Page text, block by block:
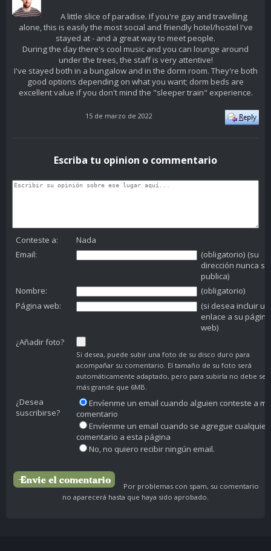
A little slice of paradise. If you're gay and travelling
alone, this is easily the most social and friendly hotel/hostel I've
stayed at - and a great way to meet people.
During the day there's cool music and you can lounge around
under the trees, the staff is very attentive!
I've stayed both in a bungalow and in the dorm room. They're both
good options depending on what you want; dorm beds are
excellent value if you don't mind the "sleeper train" experience.
15 de marzo de 2022
Escriba tu opinion o commentario
Conteste a:
Nada
Email:
(obligatorio) (su
dirección nunca se
publica)
Nombre:
(obligatorio)
Página web:
(si desea incluir un
enlace a su página
web)
¿Añadir foto?
Si desea, puede subir una foto de su disco duro para
acompañar su comentario. El tamaño de su foto será
automáticamente adaptado, pero para subirla no debe ser
más grande que 6MB.
¿Desea
suscribirse?
Envíenme un email cuando alguien conteste a mi
comentario
Envíenme un email cuando se agregue cualquier
comentario a esta página
No, no quiero recibir ningún email.
Por problemas con spam, su comentario
no aparecerá hasta que haya sido aprobado.